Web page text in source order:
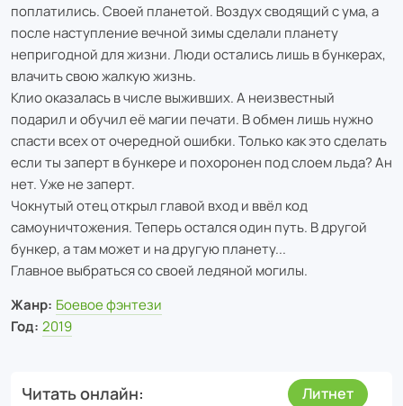
поплатились. Своей планетой. Воздух сводящий с ума, а
после наступление вечной зимы сделали планету
непригодной для жизни. Люди остались лишь в бункерах,
влачить свою жалкую жизнь.
Клио оказалась в числе выживших. А неизвестный
подарил и обучил её магии печати. В обмен лишь нужно
спасти всех от очередной ошибки. Только как это сделать
если ты заперт в бункере и похоронен под слоем льда? Ан
нет. Уже не заперт.
Чокнутый отец открыл главой вход и ввёл код
самоуничтожения. Теперь остался один путь. В другой
бункер, а там может и на другую планету...
Главное выбраться со своей ледяной могилы.
Жанр: Боевое фэнтези
Год: 2019
Читать онлайн Литнет